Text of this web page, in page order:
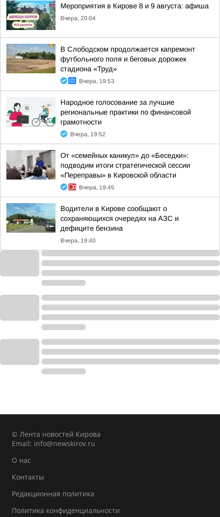
Мероприятия в Кирове 8 и 9 августа: афиша
Вчера, 20:04
В Слободском продолжается капремонт
футбольного поля и беговых дорожек
стадиона «Труд»
Вчера, 19:53
Народное голосование за лучшие
региональные практики по финансовой
грамотности
Вчера, 19:52
От «семейных каникул» до «Беседки»:
подводим итоги стратегической сессии
«Переправы» в Кировской области
Вчера, 19:45
Водители в Кирове сообщают о
сохраняющихся очередях на АЗС и
дефиците бензина
Вчера, 19:40
© Лента новостей Кирова
Email: info@newskirov.ru
О нас
Контакты
Редакционная политика
Политика конфиденциальности